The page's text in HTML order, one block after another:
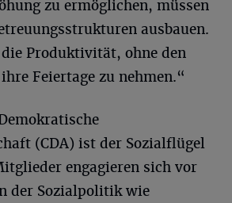
zu ermöglichen, müssen
ausbauen.
Produktivität, ohne den
Feiertage zu nehmen.“
(CDA) ist der Sozialflügel
engagieren sich vor
der Sozialpolitik wie